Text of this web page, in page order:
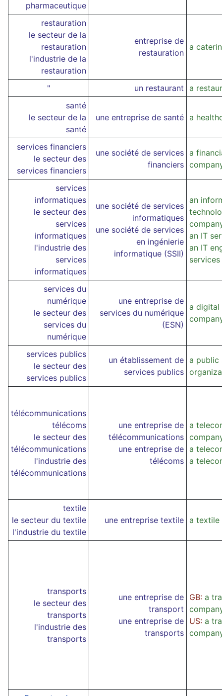
pharmaceutique
restauration
le secteur de la
restauration
l'industrie de la
restauration
entreprise de
restauration
a
" un restaurant a
santé
le secteur de la
santé
une entreprise de santé a
services financiers
le secteur des
services financiers
une société de services
financiers
a
services
informatiques
le secteur des
services
informatiques
l'industrie des
services
informatiques
une société de services
informatiques
une société de services
en ingénierie
informatique (SSII)
an
an IT
an IT
services du
numérique
le secteur des
services du
numérique
une entreprise de
services du numérique
(ESN)
a digital
services publics
le secteur des
services publics
un établissement de
services publics
a public
télécommunications
télécoms
le secteur des
télécommunications
l'industrie des
télécommunications
une entreprise de
télécommunications
une entreprise de
télécoms
a
a
a
textile
le secteur du textile
l'industrie du textile
une entreprise textile a textile
transports
le secteur des
transports
l'industrie des
transports
une entreprise de
transport
une entreprise de
transports
GB: a
US: a